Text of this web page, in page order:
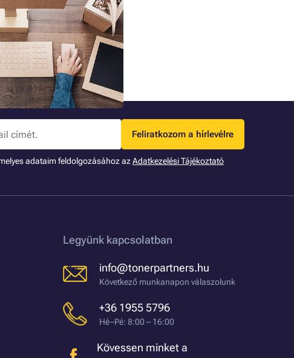
de biztosan
Újrahasznosítunk,
termelni, energiát
vesszük a
a munkahelyünkön
Ön is irodáját
Feliratkozom a hírlevélre
adataim feldolgozásához azAdatkezelési Tájékoztató
Legyünk kapcsolatban
info@tonerpartners.hu
Következő munkanapon válaszolunk
+36 1955 5796
Hé–Pé: 8:00 – 16:00
Kövessen minket a